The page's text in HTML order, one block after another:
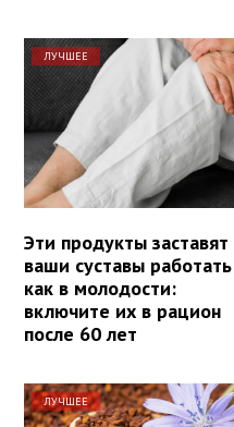
ЛУЧШЕЕ
Эти продукты заставят
ваши суставы работать
как в молодости:
включите их в рацион
после 60 лет
ЛУЧШЕЕ